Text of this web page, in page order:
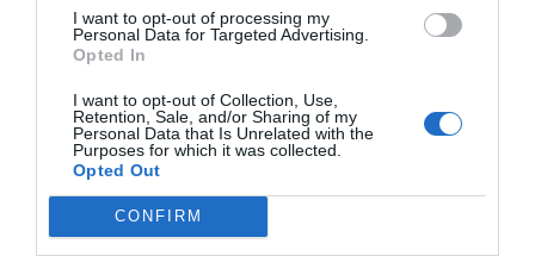
I want to opt-out of processing my
Personal Data for Targeted Advertising.
Opted In
I want to opt-out of Collection, Use,
Retention, Sale, and/or Sharing of my
Personal Data that Is Unrelated with the
Purposes for which it was collected.
Opted Out
CONFIRM